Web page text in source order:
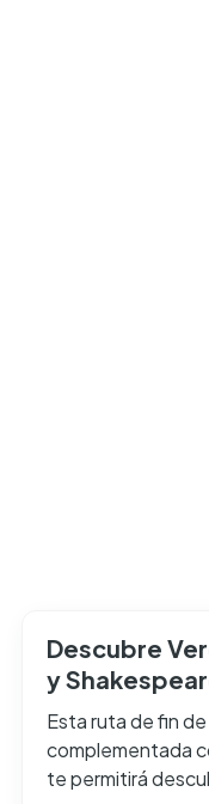
Descubre
y
Esta ruta de fin
complementada
te permitirá